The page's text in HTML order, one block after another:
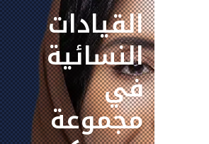
القيادات
النسائية
في
مجموعة
القيادات
النسائية
في
مجموعة